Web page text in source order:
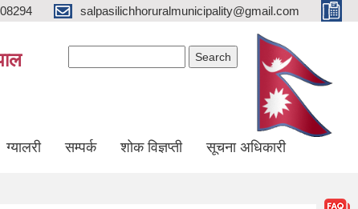
salpasilichhoruralmunicipality@gmail.com
ग्यालरी सम्पर्क शोक विज्ञप्ती सूचना अधिकारी